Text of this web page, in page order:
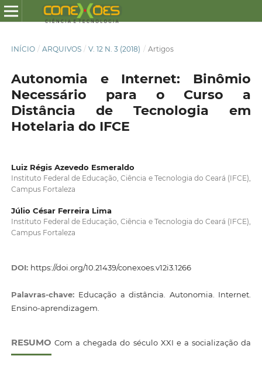
INÍCIO / ARQUIVOS / V. 12 N. 3 (2018) / Artigos
Autonomia e Internet: Binômio
Necessário para o Curso a
Distância de Tecnologia em
Hotelaria do IFCE
Luiz Régis Azevedo Esmeraldo
Instituto Federal de Educação, Ciência e Tecnologia do Ceará (IFCE),
Campus Fortaleza
Júlio César Ferreira Lima
Instituto Federal de Educação, Ciência e Tecnologia do Ceará (IFCE),
Campus Fortaleza
DOI: https://doi.org/10.21439/conexoes.v12i3.1266
Palavras-chave: Educação a distância. Autonomia. Internet.
Ensino-aprendizagem.
RESUMO Com a chegada do século XXI e a socialização da